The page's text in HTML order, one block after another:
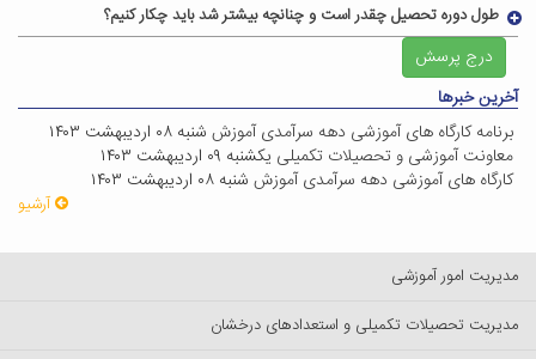
طول دوره تحصیل چقدر است و چنانچه بیشتر شد باید چکار کنیم؟
درج پرسش
آخرین خبرها
برنامه کارگاه های آموزشی دهه سرآمدی آموزش شنبه ۰۸ اردیبهشت ۱۴۰۳
معاونت آموزشی و تحصیلات تکمیلی یکشنبه ۰۹ اردیبهشت ۱۴۰۳
کارگاه های آموزشی دهه سرآمدی آموزش شنبه ۰۸ اردیبهشت ۱۴۰۳
آرشیو
مدیریت امور آموزشی
مدیریت تحصیلات تکمیلی و استعدادهای درخشان